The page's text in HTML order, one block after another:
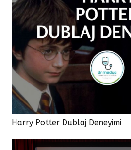
Harry Potter Dublaj Deneyimi